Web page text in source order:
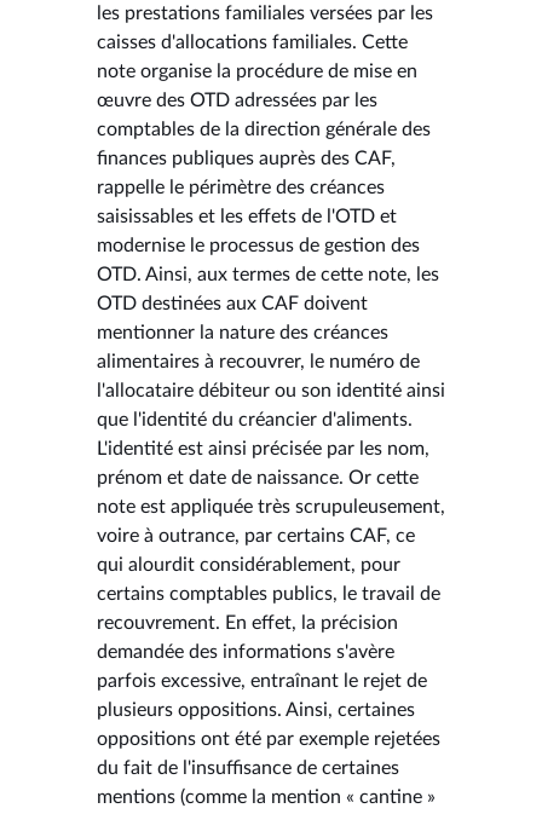
les prestations familiales versées par les
caisses d'allocations familiales. Cette
note organise la procédure de mise en
œuvre des OTD adressées par les
comptables de la direction générale des
finances publiques auprès des CAF,
rappelle le périmètre des créances
saisissables et les effets de l'OTD et
modernise le processus de gestion des
OTD. Ainsi, aux termes de cette note, les
OTD destinées aux CAF doivent
mentionner la nature des créances
alimentaires à recouvrer, le numéro de
l'allocataire débiteur ou son identité ainsi
que l'identité du créancier d'aliments.
L'identité est ainsi précisée par les nom,
prénom et date de naissance. Or cette
note est appliquée très scrupuleusement,
voire à outrance, par certains CAF, ce
qui alourdit considérablement, pour
certains comptables publics, le travail de
recouvrement. En effet, la précision
demandée des informations s'avère
parfois excessive, entraînant le rejet de
plusieurs oppositions. Ainsi, certaines
oppositions ont été par exemple rejetées
du fait de l'insuffisance de certaines
mentions (comme la mention « cantine »